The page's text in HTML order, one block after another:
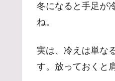
冬になると手足が
ね。
実は、冷えは単な
す。放っておくと